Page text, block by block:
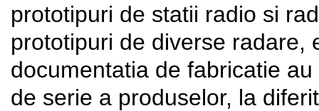
prototipuri de statii radio si
prototipuri de diverse radare,
documentatia de fabricatie
de serie a produselor, la